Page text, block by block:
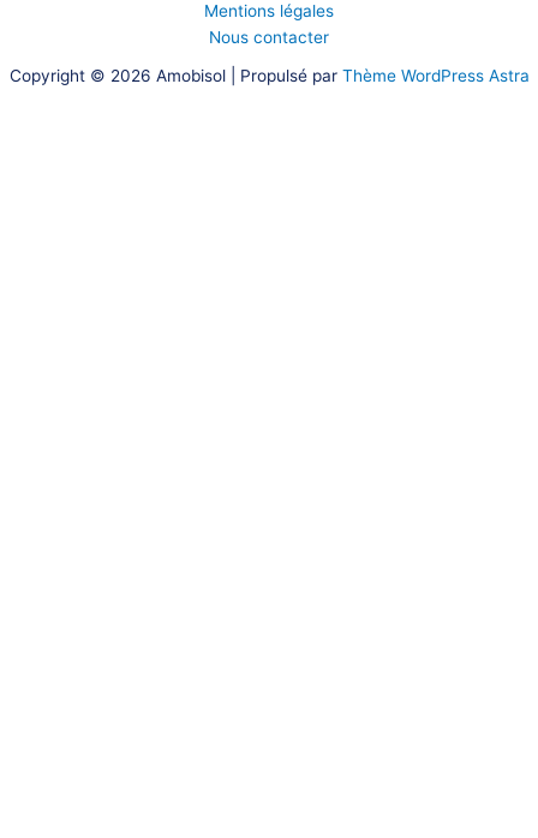
Mentions légales
Nous contacter
Copyright © 2026 Amobisol | Propulsé par Thème WordPress Astra